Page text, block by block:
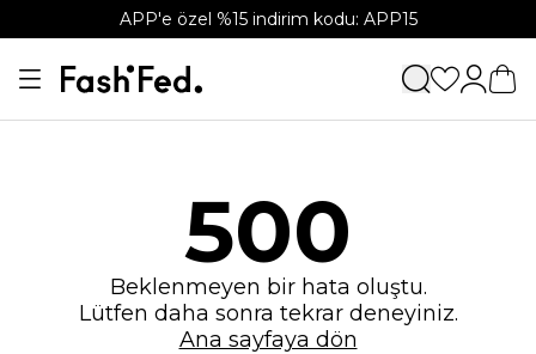
APP'e özel %15 indirim kodu: APP15
500
Beklenmeyen bir hata oluştu.
Lütfen daha sonra tekrar deneyiniz.
Ana sayfaya dön